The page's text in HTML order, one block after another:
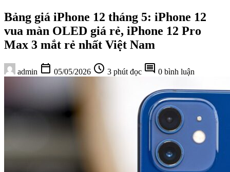
Bảng giá iPhone 12 tháng 5: iPhone 12
vua màn OLED giá rẻ, iPhone 12 Pro
Max 3 mắt rẻ nhất Việt Nam
admin calendar_today 05/05/2026 schedule 3 phút đọc comment 0 bình luận